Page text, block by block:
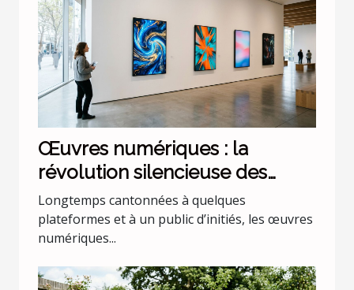
Œuvres numériques : la
révolution silencieuse des
nouvelles galeries
Longtemps cantonnées à quelques
plateformes et à un public d’initiés, les œuvres
numériques...